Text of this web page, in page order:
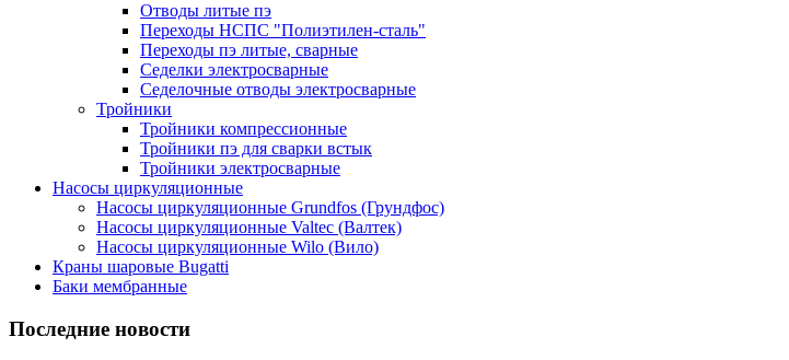
Отводы литые пэ
Переходы НСПС "Полиэтилен-сталь"
Переходы пэ литые, сварные
Седелки электросварные
Седелочные отводы электросварные
Тройники
Тройники компрессионные
Тройники пэ для сварки встык
Тройники электросварные
Насосы циркуляционные
Насосы циркуляционные Grundfos (Грундфос)
Насосы циркуляционные Valtec (Валтек)
Насосы циркуляционные Wilo (Вило)
Краны шаровые Bugatti
Баки мембранные
Последние новости